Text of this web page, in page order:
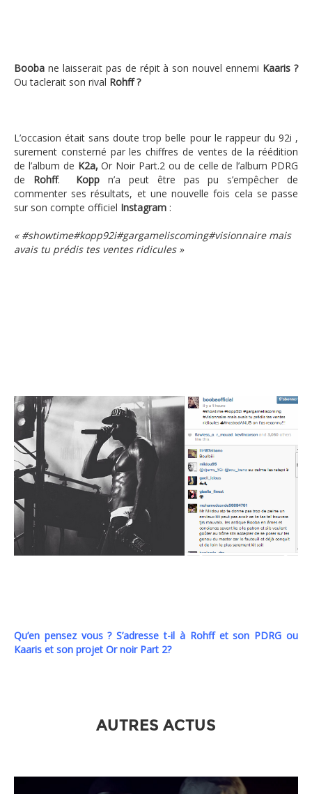
Booba ne laisserait pas de répit à son nouvel ennemi Kaaris ?
Ou taclerait son rival Rohff ?
L’occasion était sans doute trop belle pour le rappeur du 92i ,
surement consterné par les chiffres de ventes de la réédition
de l’album de K2a,Or Noir Part.2 ou de celle de l’album PDRG
de Rohff. Kopp n’a peut être pas pu s’empêcher de
commenter ses résultats, et une nouvelle fois cela se passe
sur son compte officiel Instagram :
« #showtime#kopp92i#gargameliscoming#visionnairemais
avais tu prédis tes ventes ridicules »
Qu’en pensez vous ? S’adresse t-il à Rohff et son PDRG ou
Kaaris et son projet Or noir Part 2?
AUTRES ACTUS